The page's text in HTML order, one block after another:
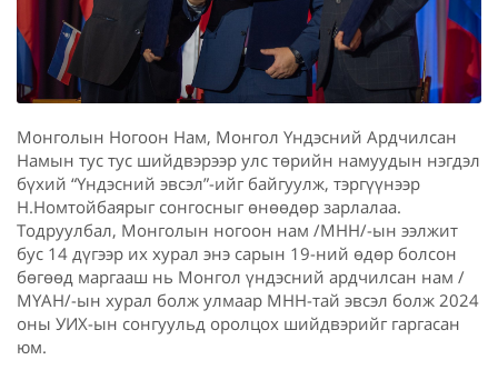
Монголын Ногоон Нам, Монгол Үндэсний Ардчилсан
Намын тус тус шийдвэрээр улс төрийн намуудын нэгдэл
бүхий “Үндэсний эвсэл”-ийг байгуулж, тэргүүнээр
Н.Номтойбаярыг сонгосныг өнөөдөр зарлалаа.
Тодруулбал, Монголын ногоон нам /МНН/-ын ээлжит
бус 14 дүгээр их хурал энэ сарын 19-ний өдөр болсон
бөгөөд маргааш нь Монгол үндэсний ардчилсан нам /
МҮАН/-ын хурал болж улмаар МНН-тай эвсэл болж 2024
оны УИХ-ын сонгуульд оролцох шийдвэрийг гаргасан
юм.